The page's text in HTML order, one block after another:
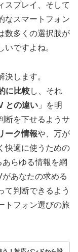
スプレイ、そして
なスマートフォン
数多くの選択肢が
ですよね。
します。
に比較し、それ
との違い 」を明
断を下せるようサ
ーク情報や、万が
快適に使うための
らゆる情報を網
あなたの求める
て判断できるよう
トフォン選びの旅